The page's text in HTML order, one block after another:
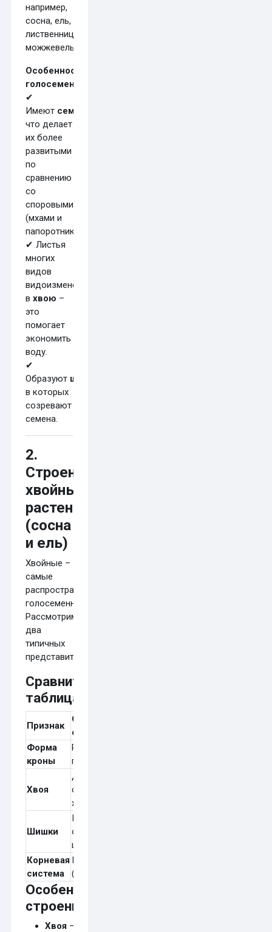
например,
сосна, ель,
лиственница,
можжевельник.
Особенности
голосеменных:
✔
Имеют семена
что делает
их более
развитыми
по
сравнению
со
споровыми
(мхами и
папоротниками).
✔ Листья
многих
видов
видоизменены
в хвою –
это
помогает
экономить
воду.
✔
Образуют шишки
в которых
созревают
семена.
2.
Строение
хвойных
растений
(сосна
и ель)
Хвойные –
самые
распространенные
голосеменные.
Рассмотрим
два
типичных
представителя:
Сравнительная
таблица
Признак
Сосна
обыкновенная
Форма
кроны
Рыхлая, свет
пропускает
Хвоя
Длинная (5–7
см), по 2
хвоинки вместе
Шишки
Крупные,
опадают
целиком
Корневая
система
Глубокая
(стержневая)
Особенности
строения
Хвоя –